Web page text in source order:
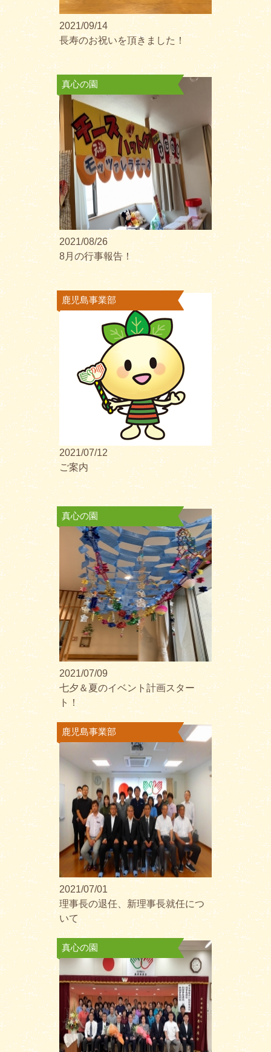
2021/09/14
長寿のお祝いを頂きました！
真心の園
2021/08/26
8月の行事報告！
鹿児島事業部
2021/07/12
ご案内
真心の園
2021/07/09
七夕＆夏のイベント計画スター
ト！
鹿児島事業部
2021/07/01
理事長の退任、新理事長就任につ
いて
真心の園